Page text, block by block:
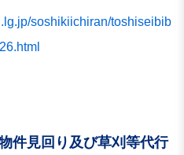
soshikiichiran/toshiseibib
見回り及び草刈等代行